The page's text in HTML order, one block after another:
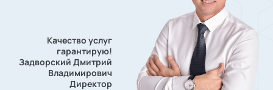
Качество услуг
гарантирую!
Задворский Дмитрий
Владимирович
Директор